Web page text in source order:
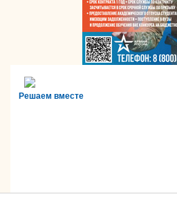
Решаем вместе